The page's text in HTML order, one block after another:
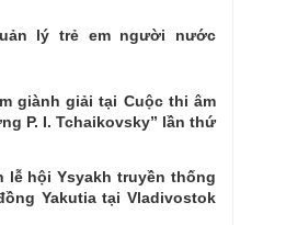
lý trẻ em người nước
giành giải tại Cuộc thi âm
P. I. Tchaikovsky” lần thứ
lễ hội Ysyakh truyền thống
Yakutia tại Vladivostok